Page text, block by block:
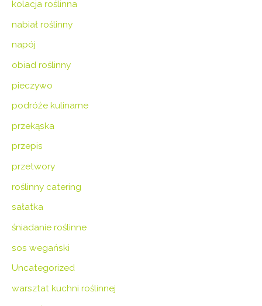
kolacja roślinna
nabiał roślinny
napój
obiad roślinny
pieczywo
podróże kulinarne
przekąska
przepis
przetwory
roślinny catering
sałatka
śniadanie roślinne
sos wegański
Uncategorized
warsztat kuchni roślinnej